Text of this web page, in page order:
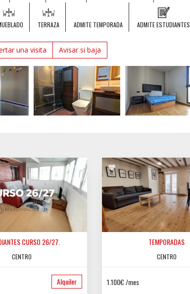
TERRAZA ADMITE TEMPORADA ADMITE ESTUDIANTES
una visita Avisar si baja
CURSO 26/27.
CENTRO
Alquiler
TEMPORADAS
CENTRO
1.100€ /mes